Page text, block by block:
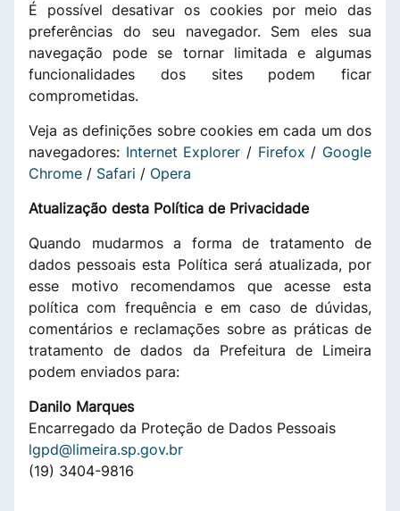
É possível desativar os cookies por meio das
preferências do seu navegador. Sem eles sua
navegação pode se tornar limitada e algumas
funcionalidades dos sites podem ficar
comprometidas.
Veja as definições sobre cookies em cada um dos
navegadores: Internet Explorer / Firefox / Google
Chrome / Safari / Opera
Atualização desta Política de Privacidade
Quando mudarmos a forma de tratamento de
dados pessoais esta Política será atualizada, por
esse motivo recomendamos que acesse esta
política com frequência e em caso de dúvidas,
comentários e reclamações sobre as práticas de
tratamento de dados da Prefeitura de Limeira
podem enviados para:
Danilo Marques
Encarregado da Proteção de Dados Pessoais
lgpd@limeira.sp.gov.br
(19) 3404-9816